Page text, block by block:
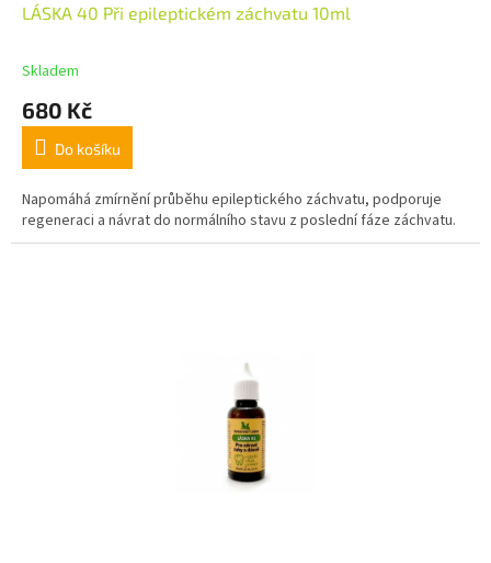
LÁSKA 40 Při epileptickém záchvatu 10ml
Skladem
680 Kč
Do košíku
Napomáhá zmírnění průběhu epileptického záchvatu, podporuje
regeneraci a návrat do normálního stavu z poslední fáze záchvatu.